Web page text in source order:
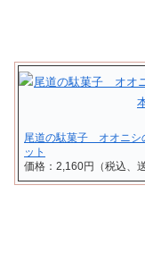
尾道の駄菓子 オオニ
ット
価格：2,160円（税込、送